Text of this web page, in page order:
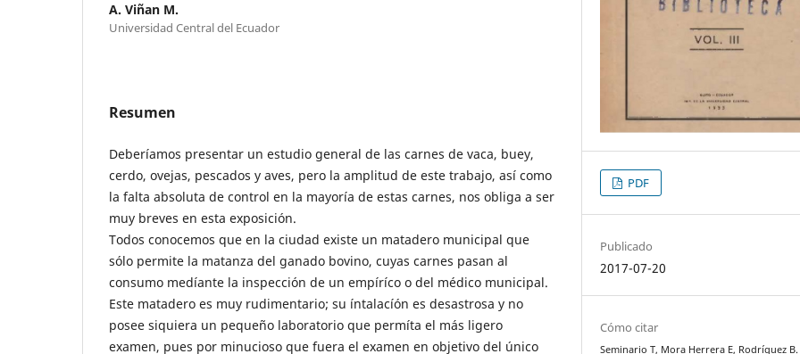
A. Viñan M.
Universidad Central del Ecuador
Resumen
Deberíamos presentar un estudio general de las carnes de vaca, buey,
cerdo, ovejas, pescados y aves, pero la amplitud de este trabajo, así como
la falta absoluta de control en la mayoría de estas carnes, nos obliga a ser
muy breves en esta exposición.
Todos conocemos que en la ciudad existe un matadero municipal que
sólo permite la matanza del ganado bovino, cuyas carnes pasan al
consumo medíante la inspección de un empíríco o del médico municipal.
Este matadero es muy rudimentario; su íntalacíón es desastrosa y no
posee siquiera un pequeño laboratorio que permíta el más ligero
examen, pues por minucioso que fuera el examen en objetivo del único
PDF
Publicado
2017-07-20
Cómo citar
Seminario T, Mora Herrera E, Rodríguez B.